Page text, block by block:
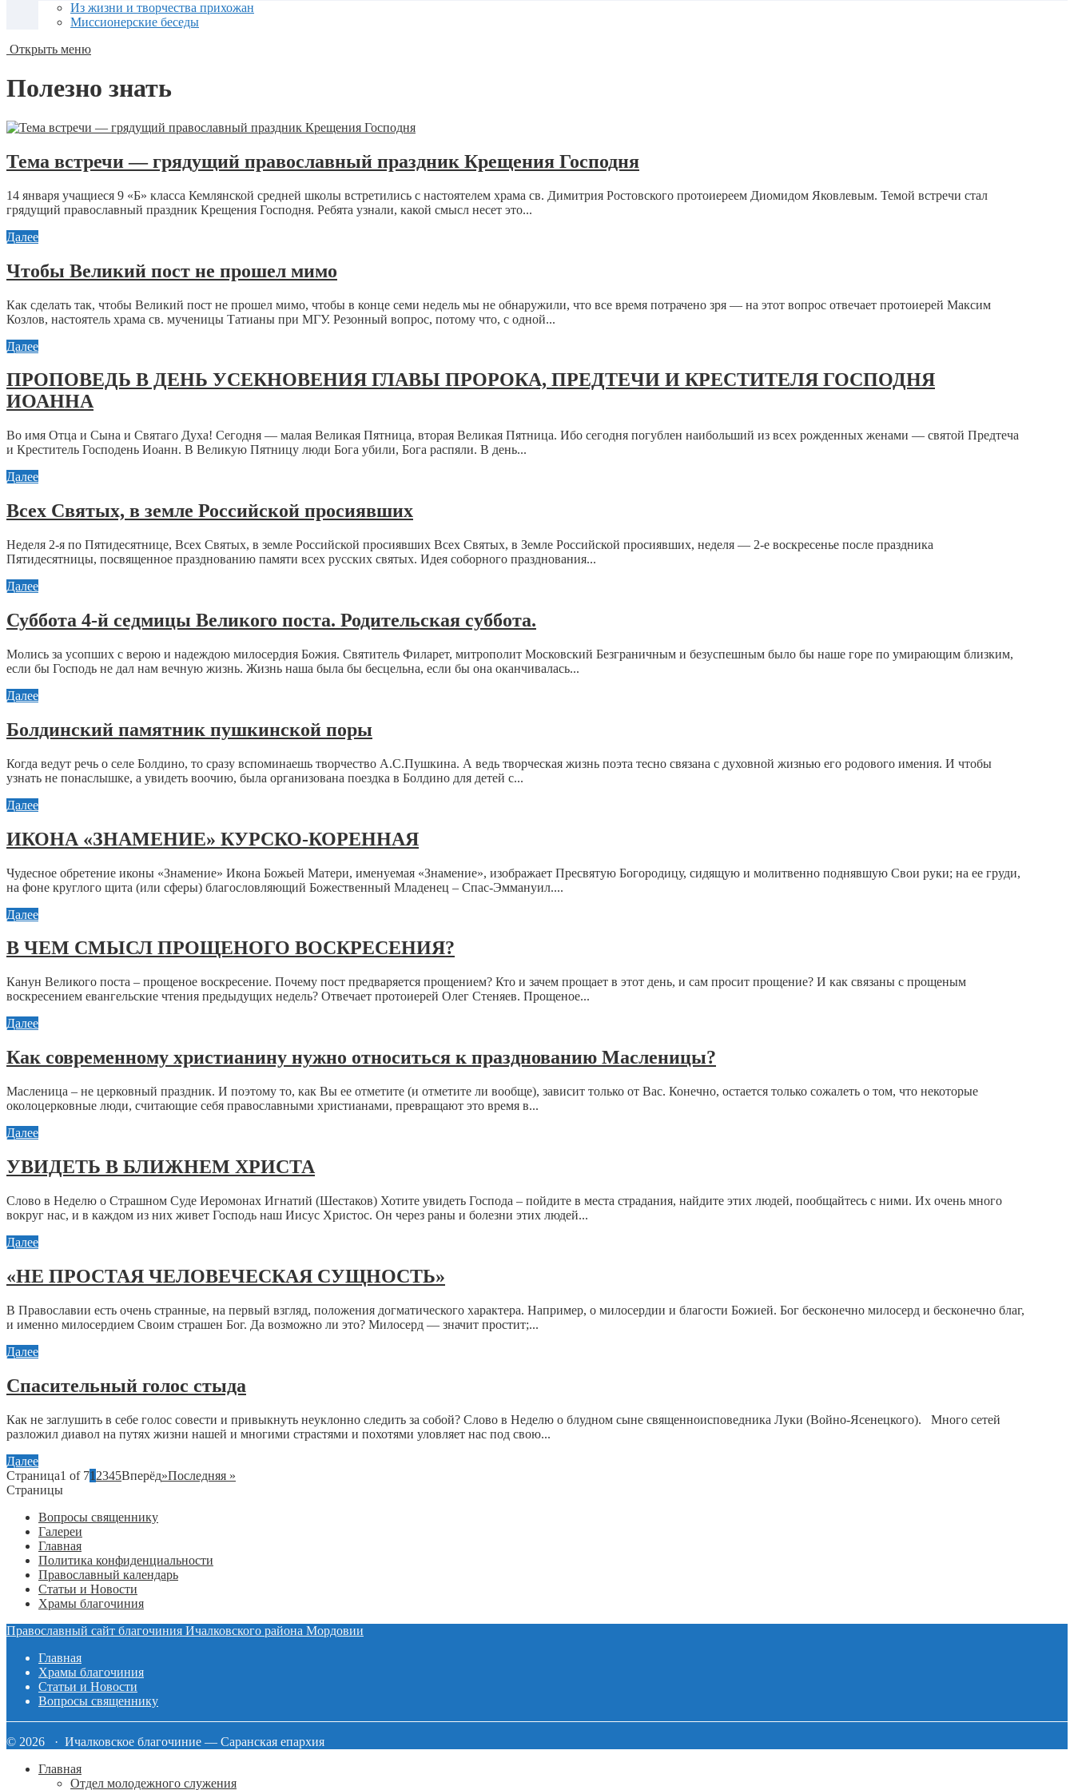
Из жизни и творчества прихожан
Миссионерские беседы
Открыть меню
Полезно знать
Тема встречи — грядущий православный праздник Крещения Господня
14 января учащиеся 9 «Б» класса Кемлянской средней школы встретились с настоятелем храма св. Димитрия Ростовского протоиереем Диомидом Яковлевым. Темой встречи стал
грядущий православный праздник Крещения Господня. Ребята узнали, какой смысл несет это...
Далее
Чтобы Великий пост не прошел мимо
Как сделать так, чтобы Великий пост не прошел мимо, чтобы в конце семи недель мы не обнаружили, что все время потрачено зря — на этот вопрос отвечает протоиерей Максим
Козлов, настоятель храма св. мученицы Татианы при МГУ. Резонный вопрос, потому что, с одной...
Далее
ПРОПОВЕДЬ В ДЕНЬ УСЕКНОВЕНИЯ ГЛАВЫ ПРОРОКА, ПРЕДТЕЧИ И КРЕСТИТЕЛЯ ГОСПОДНЯ
ИОАННА
Во имя Отца и Сына и Святаго Духа! Сегодня — малая Великая Пятница, вторая Великая Пятница. Ибо сегодня погублен наибольший из всех рожденных женами — святой Предтеча
и Креститель Господень Иоанн. В Великую Пятницу люди Бога убили, Бога распяли. В день...
Далее
Всех Святых, в земле Российской просиявших
Неделя 2-я по Пятидесятнице, Всех Святых, в земле Российской просиявших Всех Святых, в Земле Российской просиявших, неделя — 2-е воскресенье после праздника
Пятидесятницы, посвященное празднованию памяти всех русских святых. Идея соборного празднования...
Далее
Суббота 4-й седмицы Великого поста. Родительская суббота.
Молись за усопших с верою и надеждою милосердия Божия. Святитель Филарет, митрополит Московский Безграничным и безуспешным было бы наше горе по умирающим близким,
если бы Господь не дал нам вечную жизнь. Жизнь наша была бы бесцельна, если бы она оканчивалась...
Далее
Болдинский памятник пушкинской поры
Когда ведут речь о селе Болдино, то сразу вспоминаешь творчество А.С.Пушкина. А ведь творческая жизнь поэта тесно связана с духовной жизнью его родового имения. И чтобы
узнать не понаслышке, а увидеть воочию, была организована поездка в Болдино для детей с...
Далее
ИКОНА «ЗНАМЕНИЕ» КУРСКО-КОРЕННАЯ
Чудесное обретение иконы «Знамение» Икона Божьей Матери, именуемая «Знамение», изображает Пресвятую Богородицу, сидящую и молитвенно поднявшую Свои руки; на ее груди,
на фоне круглого щита (или сферы) благословляющий Божественный Младенец – Спас-Эммануил....
Далее
В ЧЕМ СМЫСЛ ПРОЩЕНОГО ВОСКРЕСЕНИЯ?
Канун Великого поста – прощеное воскресение. Почему пост предваряется прощением? Кто и зачем прощает в этот день, и сам просит прощение? И как связаны с прощеным
воскресением евангельские чтения предыдущих недель? Отвечает протоиерей Олег Стеняев. Прощеное...
Далее
Как современному христианину нужно относиться к празднованию Масленицы?
Масленица – не церковный праздник. И поэтому то, как Вы ее отметите (и отметите ли вообще), зависит только от Вас. Конечно, остается только сожалеть о том, что некоторые
околоцерковные люди, считающие себя православными христианами, превращают это время в...
Далее
УВИДЕТЬ В БЛИЖНЕМ ХРИСТА
Слово в Неделю о Страшном Суде Иеромонах Игнатий (Шестаков) Хотите увидеть Господа – пойдите в места страдания, найдите этих людей, пообщайтесь с ними. Их очень много
вокруг нас, и в каждом из них живет Господь наш Иисус Христос. Он через раны и болезни этих людей...
Далее
«НЕ ПРОСТАЯ ЧЕЛОВЕЧЕСКАЯ СУЩНОСТЬ»
В Православии есть очень странные, на первый взгляд, положения догматического характера. Например, о милосердии и благости Божией. Бог бесконечно милосерд и бесконечно благ,
и именно милосердием Своим страшен Бог. Да возможно ли это? Милосерд — значит простит;...
Далее
Спасительный голос стыда
Как не заглушить в себе голос совести и привыкнуть неуклонно следить за собой? Слово в Неделю о блудном сыне священноисповедника Луки (Войно-Ясенецкого). Много сетей
разложил диавол на путях жизни нашей и многими страстями и похотями уловляет нас под свою...
Далее
Страница1 of 71 2345Вперёд»Последняя »
Страницы
Вопросы священнику
Галереи
Главная
Политика конфиденциальности
Православный календарь
Статьи и Новости
Храмы благочиния
Православный сайт благочиния Ичалковского района Мордовии
Главная
Храмы благочиния
Статьи и Новости
Вопросы священнику
© 2026 · Ичалковское благочиние — Саранская епархия
Главная
Отдел молодежного служения